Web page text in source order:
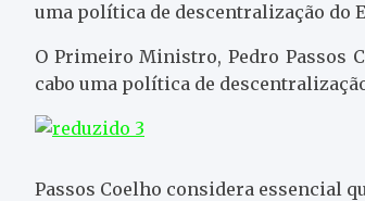
uma política de descentralização do
O Primeiro Ministro, Pedro Passos
cabo uma política de
Passos Coelho considera essencial